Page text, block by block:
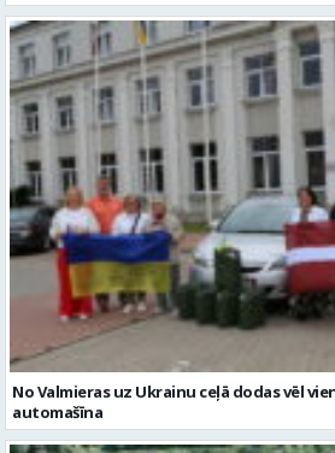
No Valmieras uz Ukrainu ceļā dodas vēl
automašīna